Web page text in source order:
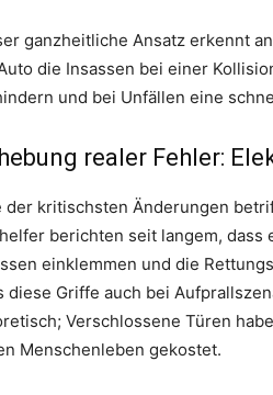
ganzheitliche Ansatz erkennt
die Insassen bei einer
und bei Unfällen eine
realer Fehler:
der kritischsten Änderungen
berichten seit langem,
einklemmen und die
diese Griffe auch bei
Verschlossene Türen
Menschenleben gekostet.